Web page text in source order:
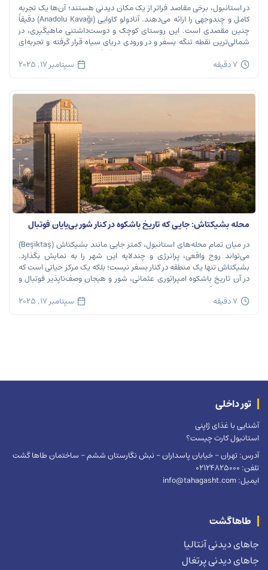
در استانبول، برخی مقاصد فراتر از یک مکان دیدنی هستند؛ آن‌ها یک تجربه
کامل و چندوجهی را ارائه می‌دهند. آنادولو کاوایی (Anadolu Kavağı) دقیقاً
چنین مقصدی است. این روستای کوچک و دوست‌داشتنی ماهیگیری، در
شمالی‌ترین نقطه تنگه بسفر و در ورودی دریای سیاه قرار گرفته و تجربه‌ای
بی‌نظیر از تاریخ، طبیعت و طعم‌های اصیل را […]
7 دقیقه سپتامبر 17, 2025
محله بشیکتاش: جایی که تاریخ باشکوه در کنار شور بی‌پایان فوتبال
در میان تمام محله‌های استانبول، کمتر جایی مانند بشیکتاش (Beşiktaş)
می‌تواند روح واقعی، پرانرژی و چندلایه این شهر را به نمایش بگذارد.
بشیکتاش تنها یک منطقه در کنار بسفر نیست؛ بلکه یک مرکز حیاتی است که
در آن تاریخ باشکوه امپراتوری عثمانی، شور و هیجان وصف‌ناپذیر فوتبال و
ریتم تند زندگی مدرن شهری در هم […]
7 دقیقه سپتامبر 17, 2025
طاهاگشت
جاهای دیدنی آنتالیا
جاهای دیدنی پرتغال
تور داخلی
آشنایی با غذای ژاپنی
استانبول کارت چیست؟
آدرس: تهران – خیابان پاسداران – نبش نگارستان ششم – ساختمان طاها گشت
تلفن: 02124825000
ایمیل: info@tahagasht.com